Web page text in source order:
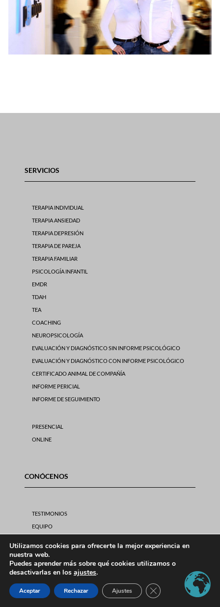
SERVICIOS
TERAPIA INDIVIDUAL
TERAPIA ANSIEDAD
TERAPIA DEPRESIÓN
TERAPIA DE PAREJA
TERAPIA FAMILIAR
PSICOLOGÍA INFANTIL
EMDR
TDAH
TEA
COACHING
NEUROPSICOLOGÍA
EVALUACIÓN Y DIAGNÓSTICO SIN INFORME PSICOLÓGICO
EVALUACIÓN Y DIAGNÓSTICO CON INFORME PSICOLÓGICO
CERTIFICADO ANIMAL DE COMPAÑÍA
INFORME PERICIAL
INFORME DE SEGUIMIENTO
PRESENCIAL
ONLINE
CONÓCENOS
TESTIMONIOS
EQUIPO
GUÍAS Y ARTÍCULOS
VER PRECIOS
Utilizamos cookies para ofrecerte la mejor experiencia en
nuestra web.
Puedes aprender más sobre qué cookies utilizamos o
desactivarlas en los ajustes.
Aceptar Rechazar Ajustes Cerrar el banner de